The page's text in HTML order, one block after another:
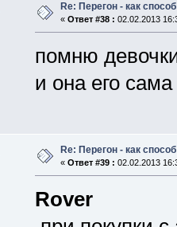
Re: Перегон - как
« Ответ #38 : 02.02.2013
помню
и она его
Re: Перегон - как
« Ответ #39 : 02.02.2013
Rover